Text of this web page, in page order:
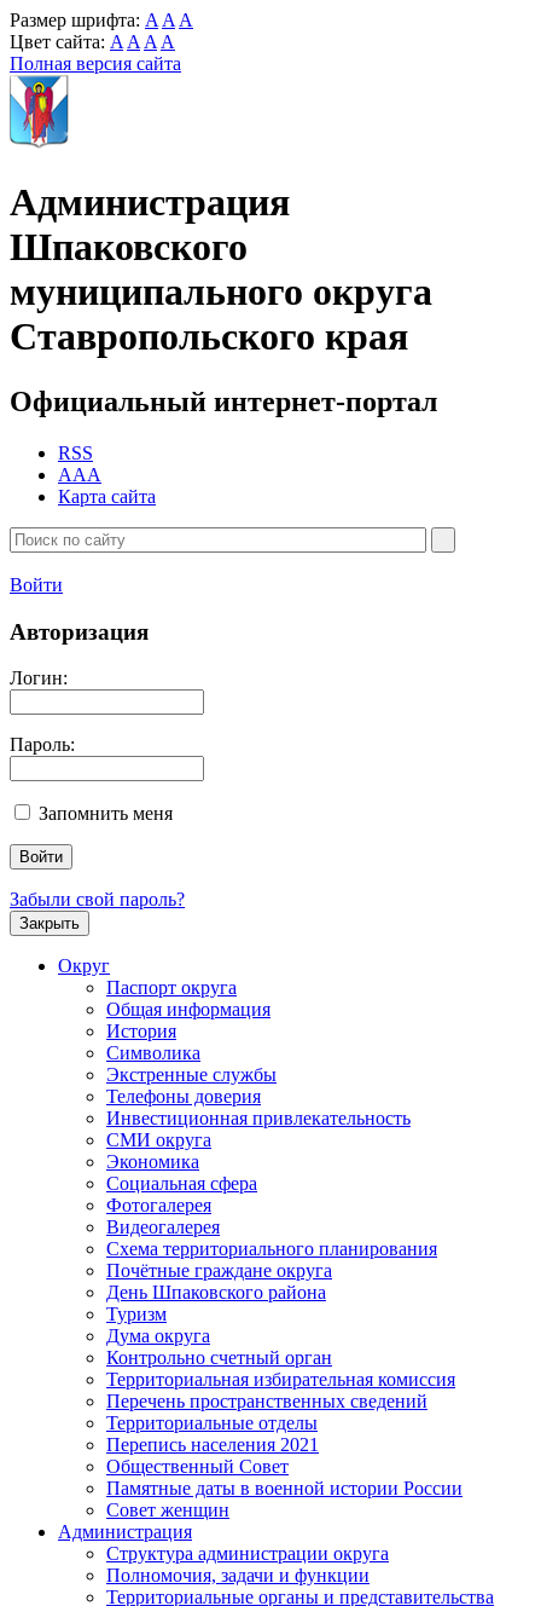
Размер шрифта: A A A
Цвет сайта: A A A A
Полная версия сайта
Администрация
Шпаковского
муниципального округа
Ставропольского края
Официальный интернет-портал
RSS
AAA
Карта сайта
Войти
Авторизация
Логин:
Пароль:
Запомнить меня
Забыли свой пароль?
Закрыть
Округ
Паспорт округа
Общая информация
История
Символика
Экстренные службы
Телефоны доверия
Инвестиционная привлекательность
СМИ округа
Экономика
Социальная сфера
Фотогалерея
Видеогалерея
Схема территориального планирования
Почётные граждане округа
День Шпаковского района
Туризм
Дума округа
Контрольно счетный орган
Территориальная избирательная комиссия
Перечень пространственных сведений
Территориальные отделы
Перепись населения 2021
Общественный Совет
Памятные даты в военной истории России
Совет женщин
Администрация
Структура администрации округа
Полномочия, задачи и функции
Территориальные органы и представительства